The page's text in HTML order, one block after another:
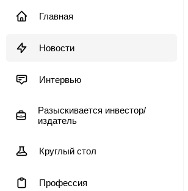
Главная
Новости
Интервью
Разыскивается инвестор/
издатель
Круглый стол
Профессия